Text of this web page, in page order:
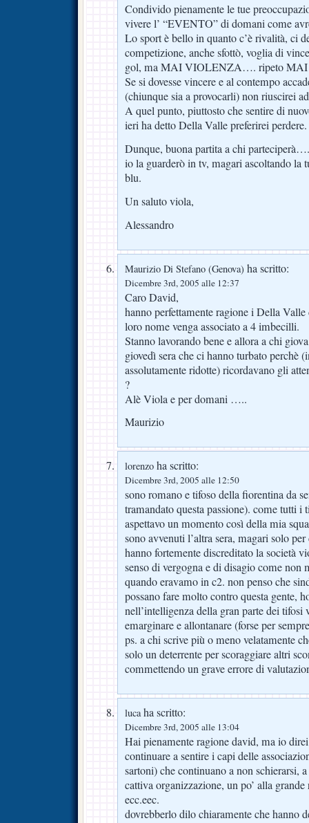
Condivido pienamente le tue
vivere l’ “EVENTO” di domani come
Lo sport è bello in quanto c’è rivalità, ci
competizione, anche sfottò, voglia di
gol, ma MAI VIOLENZA…. ripeto
Se si dovesse vincere e al contempo
(chiunque sia a provocarli) non riuscirei
A quel punto, piuttosto che sentire di
ieri ha detto Della Valle preferirei perdere.
Dunque, buona partita a chi parteciperà….
io la guarderò in tv, magari ascoltando la
blu.
Un saluto viola,
Alessandro
Maurizio Di Stefano (Genova) ha scritto:
Dicembre 3rd, 2005 alle 12:37
Caro David,
hanno perfettamente ragione i Della
loro nome venga associato a 4 imbecilli.
Stanno lavorando bene e allora a chi
giovedì sera che ci hanno turbato perchè
assolutamente ridotte) ricordavano gli
?
Alè Viola e per domani …..
Maurizio
lorenzo ha scritto:
Dicembre 3rd, 2005 alle 12:50
sono romano e tifoso della fiorentina da
tramandato questa passione). come tutti i
aspettavo un momento così della mia
sono avvenuti l’altra sera, magari solo
hanno fortemente discreditato la società
senso di vergogna e di disagio come non
quando eravamo in c2. non penso che
possano fare molto contro questa gente,
nell’intelligenza della gran parte dei tifosi
emarginare e allontanare (forse per
ps. a chi scrive più o meno velatamente
solo un deterrente per scoraggiare altri
commettendo un grave errore di
lucaha scritto:
Dicembre 3rd, 2005 alle 13:04
Hai pienamente ragione david, ma io
continuare a sentire i capi delle
sartoni) che continuano a non schierarsi,
cattiva organizzazione, un po’ alla
ecc.eec.
dovrebberlo dilo chiaramente che hanno